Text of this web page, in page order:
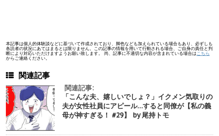
本記事は個人的体験談などに基づいて作成されており、脚色なども加えられている場合もあり、必ずしも
各読者の状況にあてはまるとは限りません。この記事の情報を用いて行動される場合、ご自身の責任と判
断により対応いただけますようお願い致します。 尚、記事に不適切な内容が含まれている場合はこちら
からご連絡ください。
関連記事
関連記事:
「こんな夫、嬉しいでしょ？」イクメン気取りの
夫が女性社員にアピール…すると同僚が【私の義
母が神すぎる！ #29】 by 尾持トモ